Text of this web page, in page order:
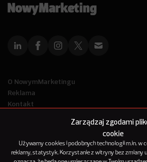
Zarządzaj zgodami
cookie
Używamy cookies i podobnych technologii m.in. w
reklamy, statystyk. Korzystanie z witryny bez zmiany
O NowymMarketingu
Reklama
Kontakt